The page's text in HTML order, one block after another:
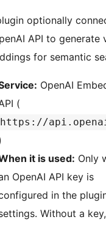
optionally
API to generate
for semantic
OpenAI
(
https://
it is used: Only
OpenAI API key is
in the
Without a